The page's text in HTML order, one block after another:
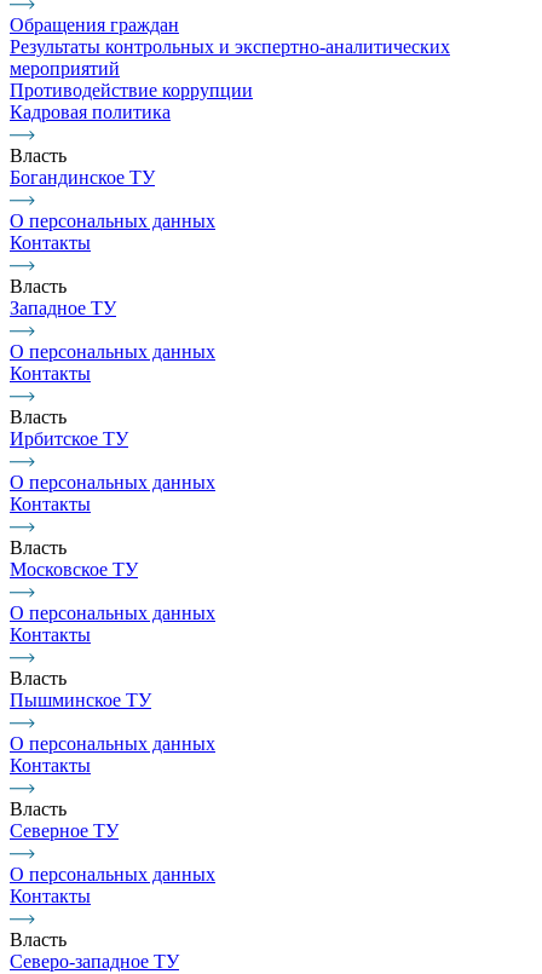
Обращения граждан
Результаты контрольных и экспертно-аналитических
мероприятий
Противодействие коррупции
Кадровая политика
Власть
Богандинское ТУ
О персональных данных
Контакты
Власть
Западное ТУ
О персональных данных
Контакты
Власть
Ирбитское ТУ
О персональных данных
Контакты
Власть
Московское ТУ
О персональных данных
Контакты
Власть
Пышминское ТУ
О персональных данных
Контакты
Власть
Северное ТУ
О персональных данных
Контакты
Власть
Северо-западное ТУ